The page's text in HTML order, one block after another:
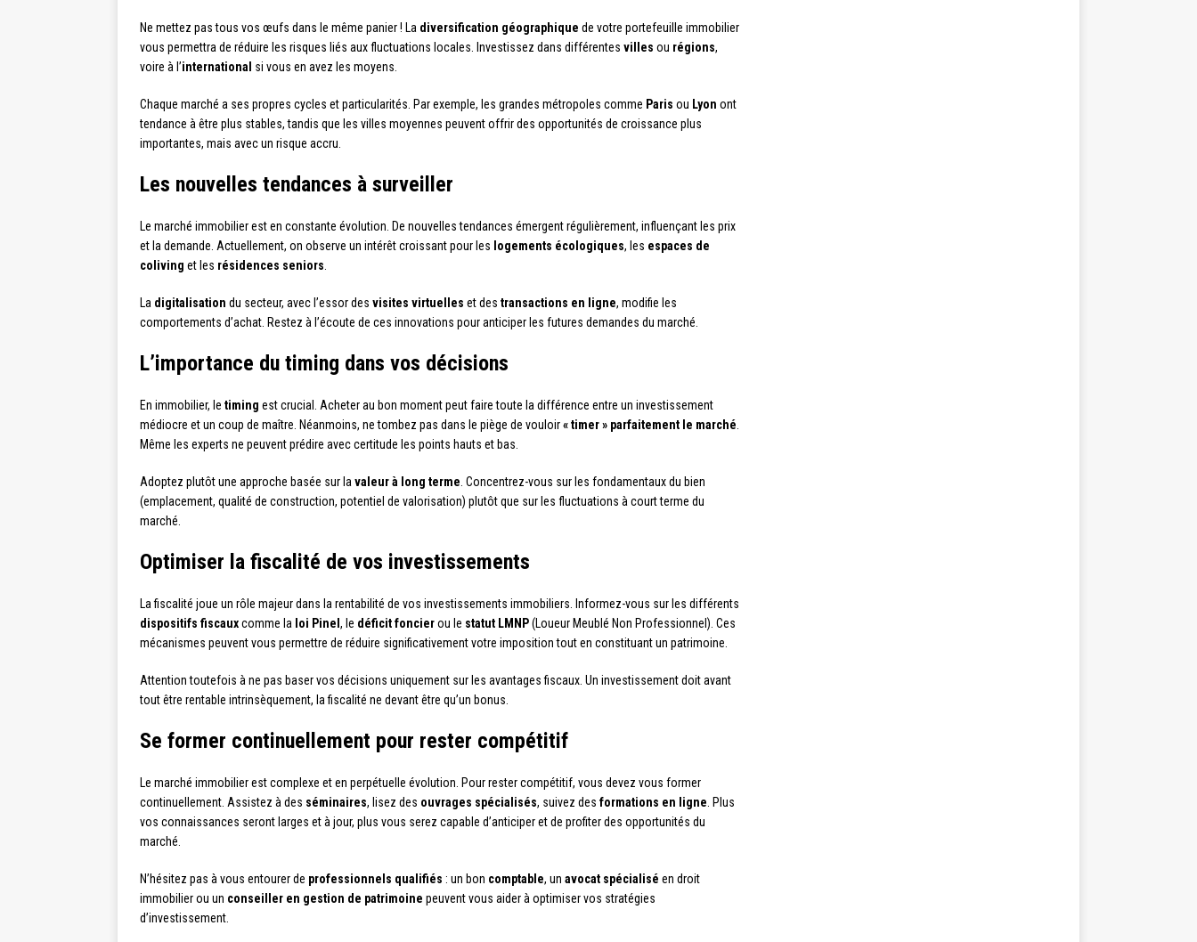
Ne mettez pas tous vos œufs dans le même panier ! La diversification géographique de votre portefeuille immobilier
vous permettra de réduire les risques liés aux fluctuations locales. Investissez dans différentes villes ou régions,
voire à l’international si vous en avez les moyens.
Chaque marché a ses propres cycles et particularités. Par exemple, les grandes métropoles comme Paris ou Lyon ont
tendance à être plus stables, tandis que les villes moyennes peuvent offrir des opportunités de croissance plus
importantes, mais avec un risque accru.
Les nouvelles tendances à surveiller
Le marché immobilier est en constante évolution. De nouvelles tendances émergent régulièrement, influençant les prix
et la demande. Actuellement, on observe un intérêt croissant pour les logements écologiques, les espaces de
coliving et les résidences seniors
La digitalisation du secteur, avec l’essor des visites virtuelles et des transactions en ligne, modifie les
comportements d’achat. Restez à l’écoute de ces innovations pour anticiper les futures demandes du marché.
L’importance du timing dans vos décisions
En immobilier, le timing est crucial. Acheter au bon moment peut faire toute la différence entre un investissement
médiocre et un coup de maître. Néanmoins, ne tombez pas dans le piège de vouloir« timer » parfaitement le marché
Même les experts ne peuvent prédire avec certitude les points hauts et bas.
Adoptez plutôt une approche basée sur la valeur à long terme . Concentrez-vous sur les fondamentaux du bien
(emplacement, qualité de construction, potentiel de valorisation) plutôt que sur les fluctuations à court terme du
marché.
Optimiser la fiscalité de vos investissements
La fiscalité joue un rôle majeur dans la rentabilité de vos investissements immobiliers. Informez-vous sur les différents
dispositifs fiscauxcomme la loi Pinel , le déficit foncierou le statut LMNP(Loueur Meublé Non Professionnel). Ces
mécanismes peuvent vous permettre de réduire significativement votre imposition tout en constituant un patrimoine.
Attention toutefois à ne pas baser vos décisions uniquement sur les avantages fiscaux. Un investissement doit avant
tout être rentable intrinsèquement, la fiscalité ne devant être qu’un bonus.
Se former continuellement pour rester compétitif
Le marché immobilier est complexe et en perpétuelle évolution. Pour rester compétitif, vous devez vous former
continuellement. Assistez à des séminaires, lisez des ouvrages spécialisés, suivez des formations en ligne . Plus
vos connaissances seront larges et à jour, plus vous serez capable d’anticiper et de profiter des opportunités du
marché.
N’hésitez pas à vous entourer de professionnels qualifiés : un bon comptable, un avocat spécialisé en droit
immobilier ou un conseiller en gestion de patrimoine peuvent vous aider à optimiser vos stratégies
d’investissement.